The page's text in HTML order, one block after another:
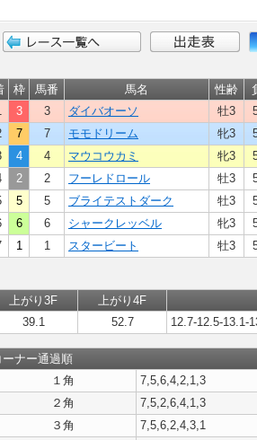
枠 馬番 馬名 性齢
3 3 ダイバオーソ 牡3
7 7 モモドリーム 牝3
4 4 マウコウカミ 牝3
2 2 フーレドロール 牡3
5 5 ブライテストダーク 牡3
6 6 シャークレッベル 牝3
1 1 スタービート 牡3
上がり3F
上がり4F
39.1
52.7 12.7-12.5-13.1-
ーナー通過順
１角
7,5,6,4,2,1,3
２角
7,5,2,6,4,1,3
３角
7,5,6,2,4,3,1